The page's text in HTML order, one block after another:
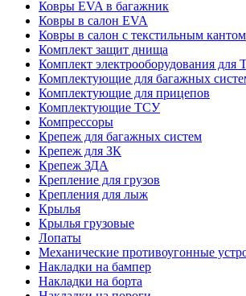
Ковры EVA в багажник
Ковры в салон EVA
Ковры в салон с текстильным кантом
Комплект защит днища
Комплект электрооборудования для
Комплектующие для багажных
Комплектующие для прицепов
Комплектующие ТСУ
Компрессоры
Крепеж для багажных систем
Крепеж для ЗК
Крепеж ЗДА
Крепление для грузов
Крепления для лыж
Крылья
Крылья грузовые
Лопаты
Механические противоугонные
Накладки на бампер
Накладки на борта